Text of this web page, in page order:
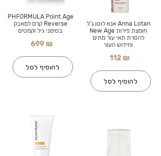
PHFORMULA Point Age
Reverse קרם למאבק
בסימני גיל וקמטים
699 ₪
להוסיף לסל
Anna Lotan אנא לוטן ג'ל
חומצת פירות New Age
להסרת תאי עור מתים
וחידוש העור
112 ₪
להוסיף לסל